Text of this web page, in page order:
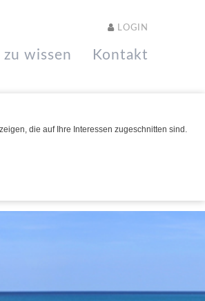
die auf Ihre Interessen zugeschnitten sind.
LOGIN
zu wissen Kontakt